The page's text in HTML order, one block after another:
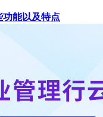
能以及特点